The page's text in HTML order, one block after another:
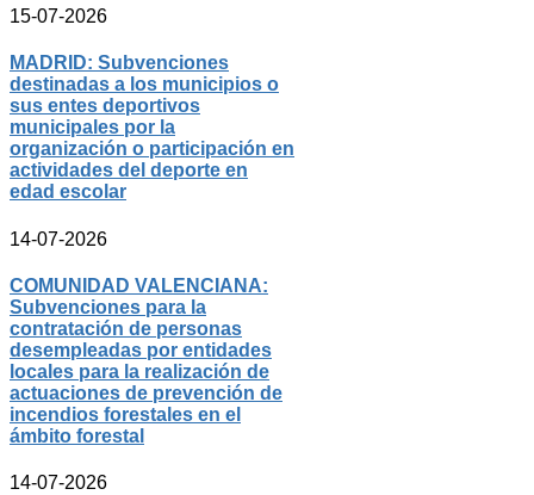
15-07-2026
MADRID: Subvenciones
destinadas a los municipios o
sus entes deportivos
municipales por la
organización o participación en
actividades del deporte en
edad escolar
14-07-2026
COMUNIDAD VALENCIANA:
Subvenciones para la
contratación de personas
desempleadas por entidades
locales para la realización de
actuaciones de prevención de
incendios forestales en el
ámbito forestal
14-07-2026